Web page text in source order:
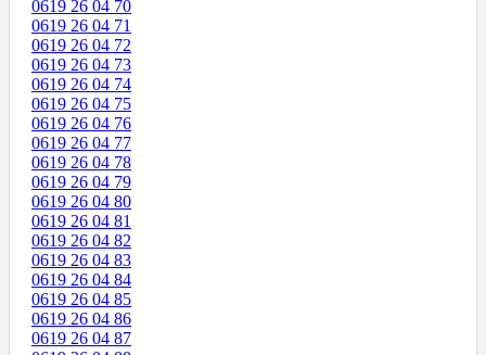
0619 26 04 70
0619 26 04 71
0619 26 04 72
0619 26 04 73
0619 26 04 74
0619 26 04 75
0619 26 04 76
0619 26 04 77
0619 26 04 78
0619 26 04 79
0619 26 04 80
0619 26 04 81
0619 26 04 82
0619 26 04 83
0619 26 04 84
0619 26 04 85
0619 26 04 86
0619 26 04 87